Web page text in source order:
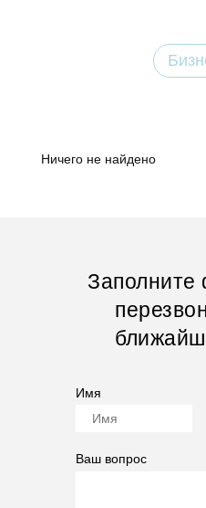
Ничего не найдено
Имя
Ваш вопрос